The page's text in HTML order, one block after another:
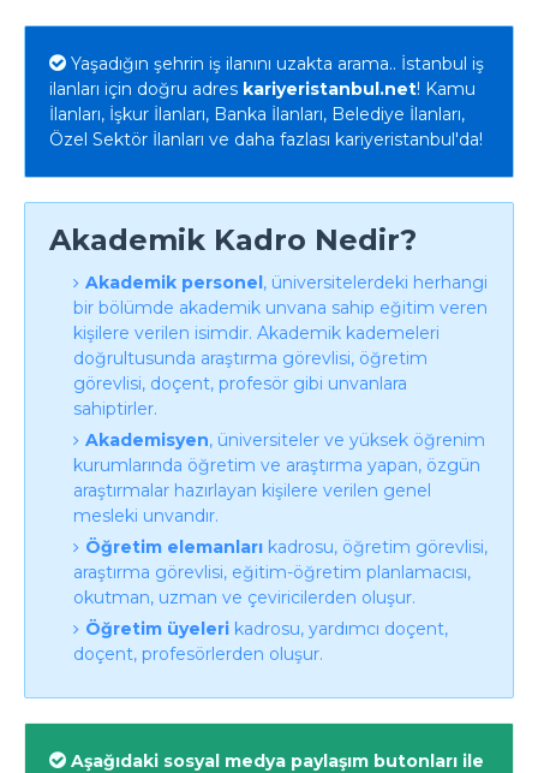
Yaşadığın şehrin iş ilanını uzakta arama.. İstanbul iş
ilanları için doğru adres kariyeristanbul.net! Kamu
İlanları, İşkur İlanları, Banka İlanları, Belediye İlanları,
Özel Sektör İlanları ve daha fazlası kariyeristanbul'da!
Akademik Kadro Nedir?
Akademik personel, üniversitelerdeki herhangi
bir bölümde akademik unvana sahip eğitim veren
kişilere verilen isimdir. Akademik kademeleri
doğrultusunda araştırma görevlisi, öğretim
görevlisi, doçent, profesör gibi unvanlara
sahiptirler.
Akademisyen, üniversiteler ve yüksek öğrenim
kurumlarında öğretim ve araştırma yapan, özgün
araştırmalar hazırlayan kişilere verilen genel
mesleki unvandır.
Öğretim elemanları kadrosu, öğretim görevlisi,
araştırma görevlisi, eğitim-öğretim planlamacısı,
okutman, uzman ve çeviricilerden oluşur.
Öğretim üyeleri kadrosu, yardımcı doçent,
doçent, profesörlerden oluşur.
Aşağıdaki sosyal medya paylaşım butonları ile